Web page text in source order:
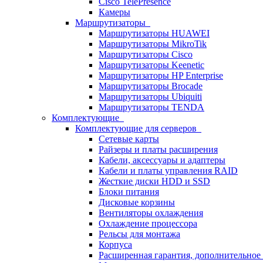
Камеры
Маршрутизаторы
Маршрутизаторы HUAWEI
Маршрутизаторы MikroTik
Маршрутизаторы Cisco
Маршрутизаторы Keenetic
Маршрутизаторы HP Enterprise
Маршрутизаторы Brocade
Маршрутизаторы Ubiquiti
Маршрутизаторы TENDA
Комплектующие
Комплектующие для серверов
Сетевые карты
Райзеры и платы расширения
Кабели, аксессуары и адаптеры
Кабели и платы управления RAID
Жесткие диски HDD и SSD
Блоки питания
Дисковые корзины
Вентиляторы охлаждения
Охлаждение процессора
Рельсы для монтажа
Корпуса
Расширенная гарантия,